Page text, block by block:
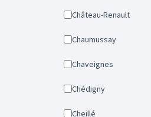
Château-Renault
Chaumussay
Chaveignes
Chédigny
Cheillé